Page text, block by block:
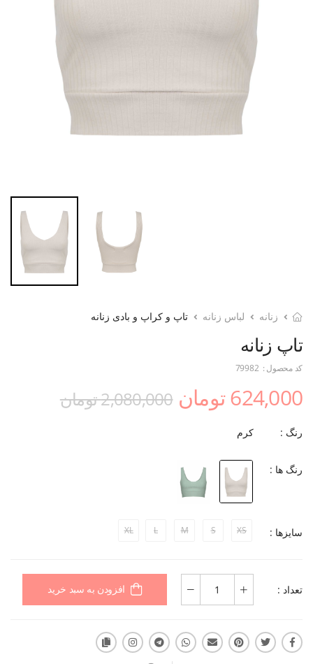
زنانه لباس زنانه تاپ و کراپ و بادی زنانه
تاپ زنانه
کد محصول : 79982
624,000 تومان 2,080,000 تومان
رنگ : کرم
رنگ ها :
سایزها : XS
S
M
L
XL
تعداد : افزودن به سبد خرید